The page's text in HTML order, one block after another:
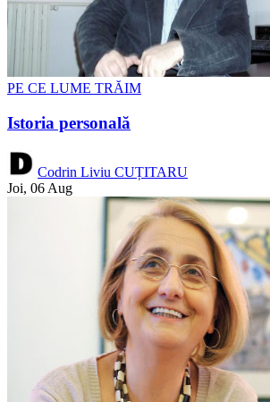
PE CE LUME TRĂIM
Istoria personală
Codrin Liviu CUȚITARU
Joi, 06 Aug